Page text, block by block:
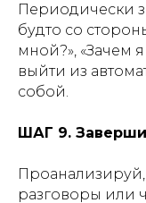
Периодически
будто со
мной?», «Зачем
выйти из
собой.
ШАГ 9.
разговоры или